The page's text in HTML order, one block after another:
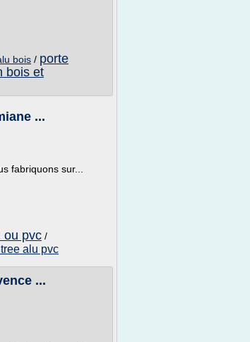
bois / porte
bois et
...
fabriquons sur...
ou pvc /
alu pvc
...